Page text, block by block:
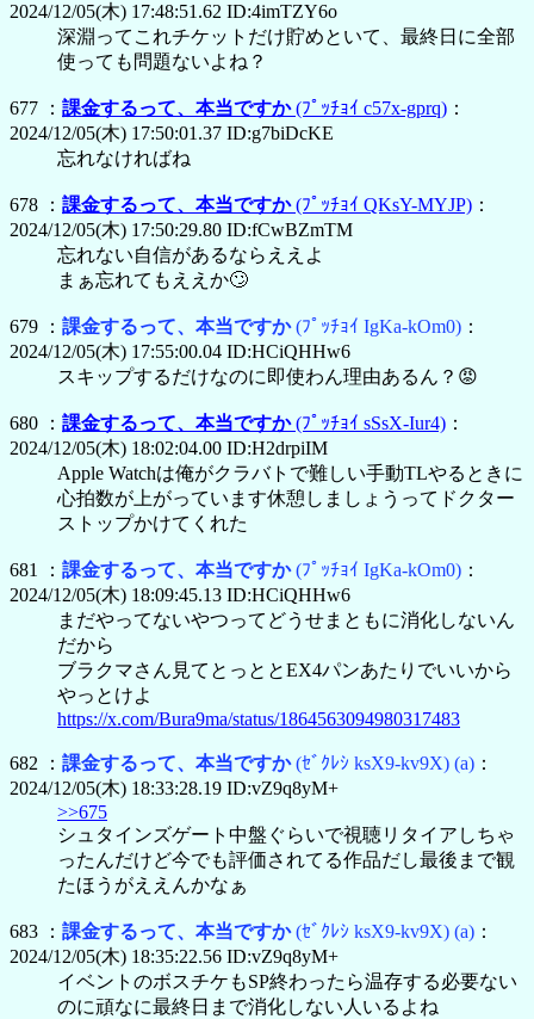
2024/12/05(木) 17:48:51.62 ID:4imTZY6o
深淵ってこれチケットだけ貯めといて、最終日に全部
使っても問題ないよね？
677 ： 課金するって、本当ですか(ﾌﾟｯﾁｮｲ c57x-gprq) ：
2024/12/05(木) 17:50:01.37 ID:g7biDcKE
忘れなければね
678 ： 課金するって、本当ですか(ﾌﾟｯﾁｮｲ QKsY-MYJP) ：
2024/12/05(木) 17:50:29.80 ID:fCwBZmTM
忘れない自信があるならええよ
まぁ忘れてもええか🙄
679 ： 課金するって、本当ですか(ﾌﾟｯﾁｮｲ IgKa-kOm0) ：
2024/12/05(木) 17:55:00.04 ID:HCiQHHw6
スキップするだけなのに即使わん理由あるん？😡
680 ： 課金するって、本当ですか(ﾌﾟｯﾁｮｲ sSsX-Iur4) ：
2024/12/05(木) 18:02:04.00 ID:H2drpiIM
Apple Watchは俺がクラバトで難しい手動TLやるときに
心拍数が上がっています休憩しましょうってドクター
ストップかけてくれた
681 ： 課金するって、本当ですか(ﾌﾟｯﾁｮｲ IgKa-kOm0) ：
2024/12/05(木) 18:09:45.13 ID:HCiQHHw6
まだやってないやつってどうせまともに消化しないん
だから
ブラクマさん見てとっととEX4パンあたりでいいから
やっとけよ
https://x.com/Bura9ma/status/1864563094980317483
682 ： 課金するって、本当ですか(ｾﾞｸﾚｼ ksX9-kv9X) (a) ：
2024/12/05(木) 18:33:28.19 ID:vZ9q8yM+
>>675
シュタインズゲート中盤ぐらいで視聴リタイアしちゃ
ったんだけど今でも評価されてる作品だし最後まで観
たほうがええんかなぁ
683 ： 課金するって、本当ですか(ｾﾞｸﾚｼ ksX9-kv9X) (a) ：
2024/12/05(木) 18:35:22.56 ID:vZ9q8yM+
イベントのボスチケもSP終わったら温存する必要ない
のに頑なに最終日まで消化しない人いるよね